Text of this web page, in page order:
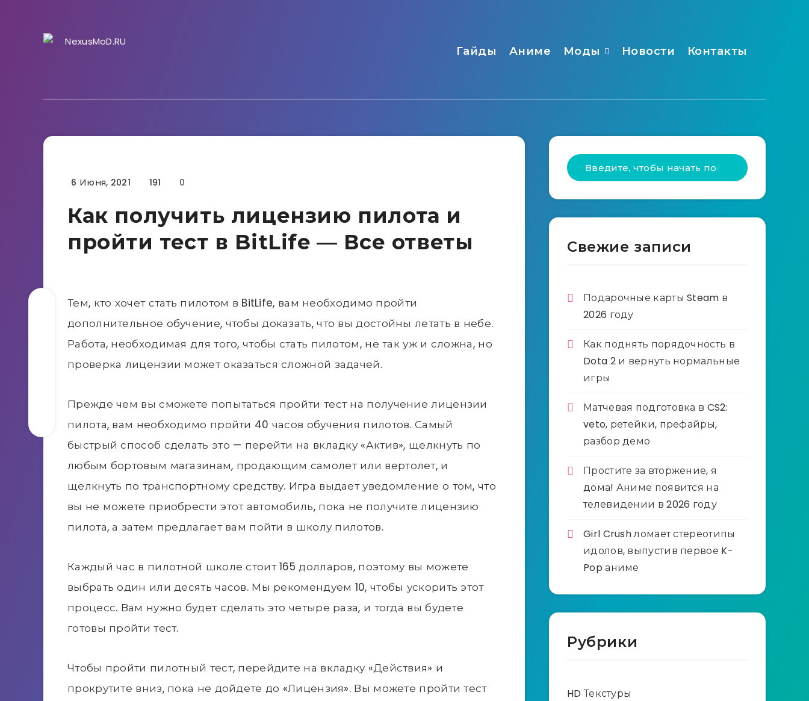
Гайды Аниме Моды Новости Контакты
Гайды
6 Июня, 2021 191 0
Как получить лицензию пилота и
пройти тест в BitLife — Все ответы
Тем, кто хочет стать пилотом в BitLife, вам необходимо пройти
дополнительное обучение, чтобы доказать, что вы достойны летать в небе.
Работа, необходимая для того, чтобы стать пилотом, не так уж и сложна, но
проверка лицензии может оказаться сложной задачей.
Прежде чем вы сможете попытаться пройти тест на получение лицензии
пилота, вам необходимо пройти 40 часов обучения пилотов. Самый
быстрый способ сделать это — перейти на вкладку «Актив», щелкнуть по
любым бортовым магазинам, продающим самолет или вертолет, и
щелкнуть по транспортному средству. Игра выдает уведомление о том, что
вы не можете приобрести этот автомобиль, пока не получите лицензию
пилота, а затем предлагает вам пойти в школу пилотов.
Каждый час в пилотной школе стоит 165 долларов, поэтому вы можете
выбрать один или десять часов. Мы рекомендуем 10, чтобы ускорить этот
процесс. Вам нужно будет сделать это четыре раза, и тогда вы будете
готовы пройти тест.
Чтобы пройти пилотный тест, перейдите на вкладку «Действия» и
прокрутите вниз, пока не дойдете до «Лицензия». Вы можете пройти тест
Свежие записи
Подарочные карты Steam в
2026 году
Как поднять порядочность в
Dota 2 и вернуть нормальные
игры
Матчевая подготовка в CS2:
veto, ретейки, префайры,
разбор демо
Простите за вторжение, я
дома! Аниме появится на
телевидении в 2026 году
Girl Crush ломает стереотипы
идолов, выпустив первое K-
Pop аниме
Рубрики
HD Текстуры